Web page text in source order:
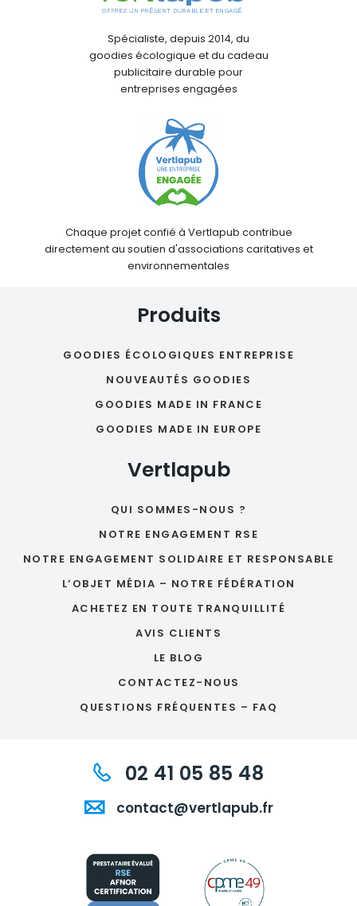
Spécialiste, depuis 2014, du
goodies écologique et du cadeau
publicitaire durable pour
entreprises engagées
Chaque projet confié à Vertlapub contribue
directement au soutien d'associations caritatives et
environnementales
Produits
GOODIES ÉCOLOGIQUES ENTREPRISE
NOUVEAUTÉS GOODIES
GOODIES MADE IN FRANCE
GOODIES MADE IN EUROPE
Vertlapub
QUI SOMMES-NOUS ?
NOTRE ENGAGEMENT RSE
NOTRE ENGAGEMENT SOLIDAIRE ET RESPONSABLE
L’OBJET MÉDIA – NOTRE FÉDÉRATION
ACHETEZ EN TOUTE TRANQUILLITÉ
AVIS CLIENTS
LE BLOG
CONTACTEZ-NOUS
QUESTIONS FRÉQUENTES – FAQ
02 41 05 85 48
contact@vertlapub.fr